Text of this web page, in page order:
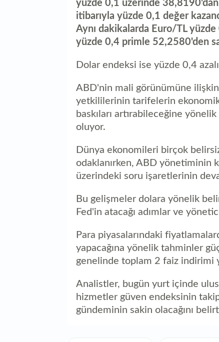
yüzde 0,1 üzerinde
itibarıyla yüzde 0,1 değer
Aynı dakikalarda Euro/TL
yüzde 0,4 primle 52,2580'den
Dolar endeksi ise yüzde 0,4
ABD'nin mali görünümüne
yetkililerinin tarifelerin
baskıları artırabileceğine
oluyor.
Dünya ekonomileri birçok
odaklanırken, ABD yönetiminin
üzerindeki soru işaretlerinin
Bu gelişmeler dolara yönelik
Fed'in atacağı adımlar ve
Para piyasalarındaki
yapacağına yönelik tahminler
genelinde toplam 2 faiz indirimi
Analistler, bugün yurt içinde
hizmetler güven endeksinin
gündeminin sakin olacağını